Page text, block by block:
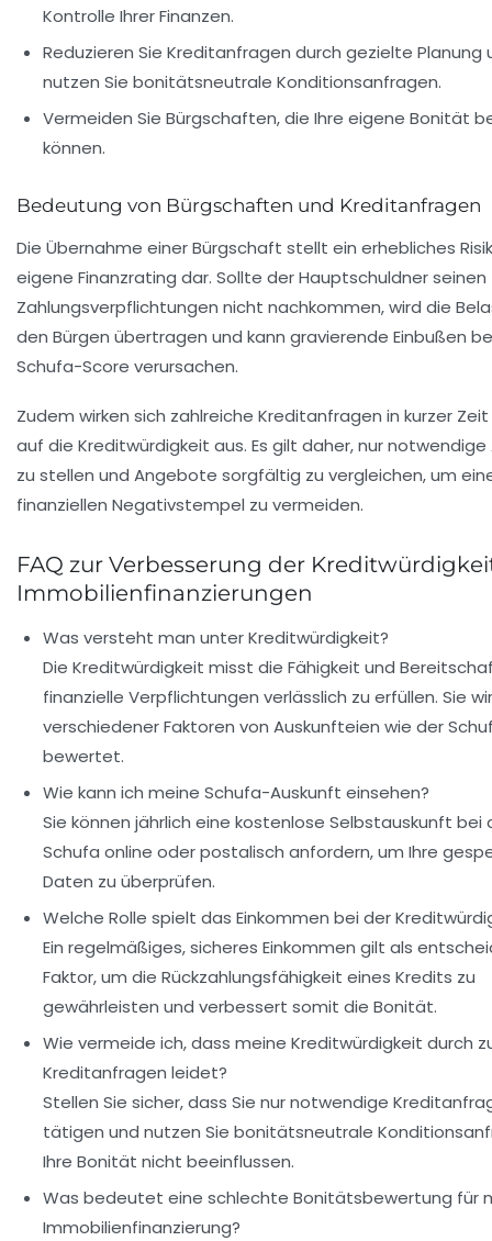
Kontrolle Ihrer Finanzen.
Reduzieren Sie Kreditanfragen durch gezielte Planung
nutzen Sie bonitätsneutrale Konditionsanfragen.
Vermeiden Sie Bürgschaften, die Ihre eigene Bonität
können.
Bedeutung von Bürgschaften und Kreditanfragen
Die Übernahme einer Bürgschaft stellt ein erhebliches
eigene Finanzrating dar. Sollte der Hauptschuldner seinen
Zahlungsverpflichtungen nicht nachkommen, wird die
den Bürgen übertragen und kann gravierende Einbußen
Schufa-Score verursachen.
Zudem wirken sich zahlreiche Kreditanfragen in kurzer
auf die Kreditwürdigkeit aus. Es gilt daher, nur
zu stellen und Angebote sorgfältig zu vergleichen, um
finanziellen Negativstempel zu vermeiden.
FAQ zur Verbesserung der
Immobilienfinanzierungen
Was versteht man unter Kreditwürdigkeit?
Die Kreditwürdigkeit misst die Fähigkeit und
finanzielle Verpflichtungen verlässlich zu erfüllen. Sie
verschiedener Faktoren von Auskunfteien wie der
bewertet.
Wie kann ich meine Schufa-Auskunft einsehen?
Sie können jährlich eine kostenlose Selbstauskunft bei
Schufa online oder postalisch anfordern, um Ihre
Daten zu überprüfen.
Welche Rolle spielt das Einkommen bei der
Ein regelmäßiges, sicheres Einkommen gilt als
Faktor, um die Rückzahlungsfähigkeit eines Kredits zu
gewährleisten und verbessert somit die Bonität.
Wie vermeide ich, dass meine Kreditwürdigkeit durch
Kreditanfragen leidet?
Stellen Sie sicher, dass Sie nur notwendige
tätigen und nutzen Sie bonitätsneutrale
Ihre Bonität nicht beeinflussen.
Was bedeutet eine schlechte Bonitätsbewertung für
Immobilienfinanzierung?